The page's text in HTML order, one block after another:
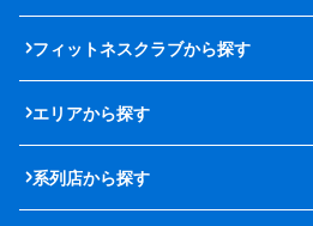
フィットネスクラブから探す
エリアから探す
系列店から探す